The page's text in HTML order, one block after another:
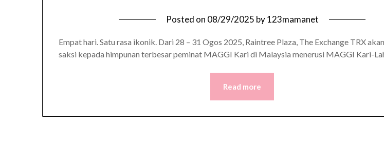
Posted on 08/29/2025 by123mamanet
Empat hari. Satu rasa ikonik. Dari 28 – 31 Ogos 2025, Raintree Plaza, The Exchange TRX
saksi kepada himpunan terbesar peminat MAGGI Kari di Malaysia menerusi MAGGI Kari-
Read more